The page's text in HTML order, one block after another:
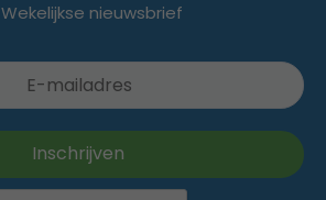
Wekelijkse nieuwsbrief